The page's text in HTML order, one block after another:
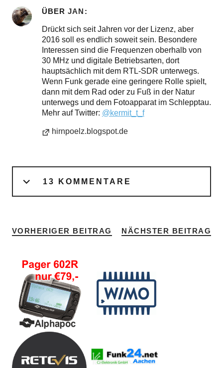
ÜBER JAN
Drückt sich seit Jahren vor der Lizenz, aber
2016 soll es endlich soweit sein. Besondere
Interessen sind die Frequenzen oberhalb von
30 MHz und digitale Betriebsarten, dort
hauptsächlich mit dem RTL-SDR unterwegs.
Wenn Funk gerade eine geringere Rolle spielt,
dann mit dem Rad oder zu Fuß in der Natur
unterwegs und dem Fotoapparat im Schlepptau.
Mehr auf Twitter: @kermit_t_f
hirnpoelz.blogspot.de
13 KOMMENTARE
VORHERIGER BEITRAG NÄCHSTER BEITRAG